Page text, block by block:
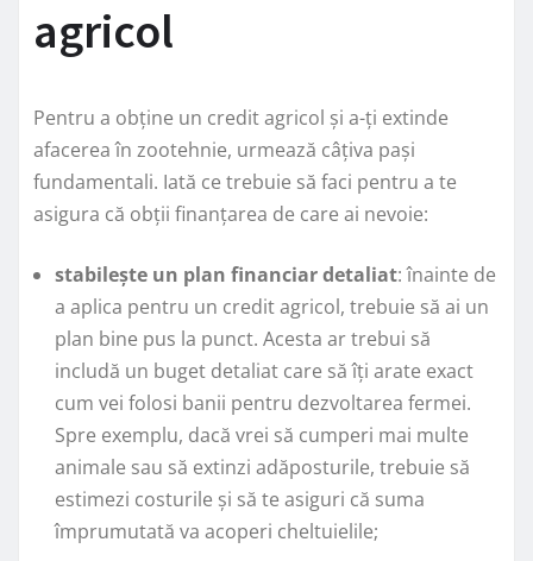
agricol
Pentru a obține un credit agricol și a-ți extinde
afacerea în zootehnie, urmează câțiva pași
fundamentali. Iată ce trebuie să faci pentru a te
asigura că obții finanțarea de care ai nevoie:
stabilește un plan financiar detaliat: înainte de
a aplica pentru un credit agricol, trebuie să ai un
plan bine pus la punct. Acesta ar trebui să
includă un buget detaliat care să îți arate exact
cum vei folosi banii pentru dezvoltarea fermei.
Spre exemplu, dacă vrei să cumperi mai multe
animale sau să extinzi adăposturile, trebuie să
estimezi costurile și să te asiguri că suma
împrumutată va acoperi cheltuielile;